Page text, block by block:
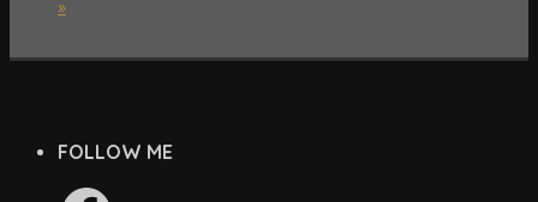
»
FOLLOW ME
Facebook